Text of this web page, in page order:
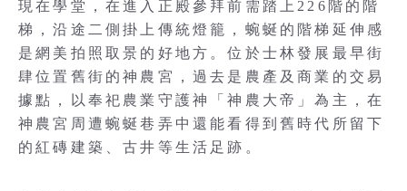
現在學堂，在進入正殿參拜前需踏上226階的階
梯，沿途二側掛上傳統燈籠，蜿蜒的階梯延伸感
是網美拍照取景的好地方。位於士林發展最早街
肆位置舊街的神農宮，過去是農產及商業的交易
據點，以奉祀農業守護神「神農大帝」為主，在
神農宮周遭蜿蜒巷弄中還能看得到舊時代所留下
的紅磚建築、古井等生活足跡。